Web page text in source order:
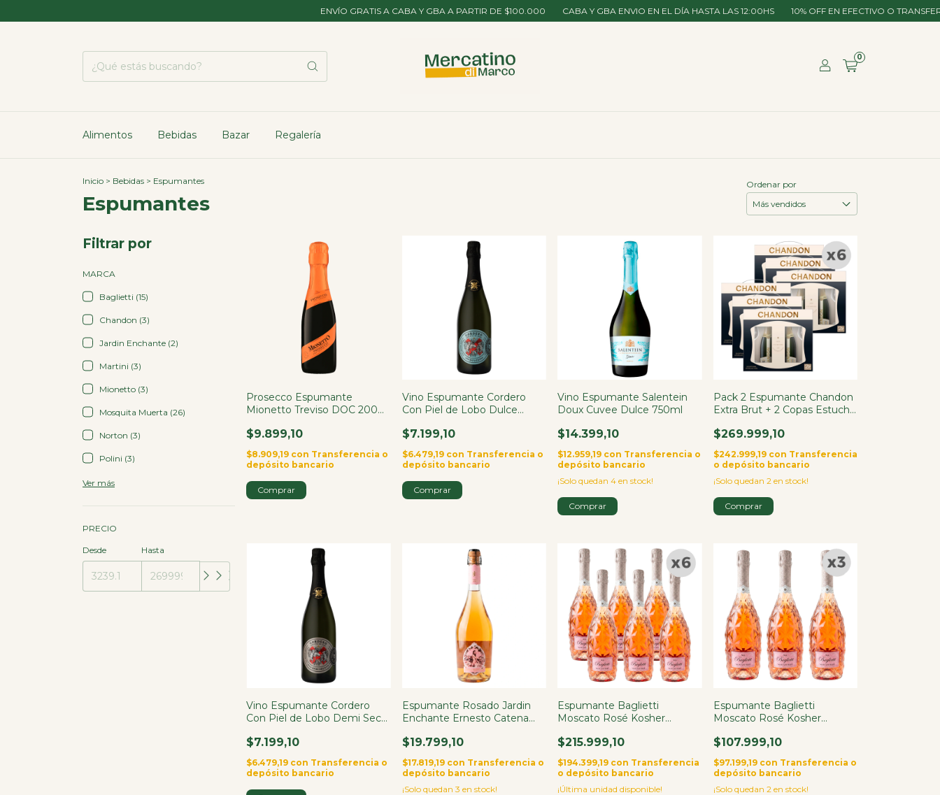
ENVÍO GRATIS A CABA Y GBA A PARTIR DE $100.000 CABA Y GBA ENVIO EN EL DÍA HASTA LAS 12:00HS 10% OFF EN EFECTIVO O TRANSFERENCIA
0
Alimentos Bebidas Bazar Regalería
Inicio > Bebidas > Espumantes
Espumantes
Ordenar por
Filtrar por
MARCA
Baglietti (15)
Chandon (3)
Jardin Enchante (2)
Martini (3)
Mionetto (3)
Mosquita Muerta (26)
Norton (3)
Polini (3)
Ver más
PRECIO
Desde Hasta
Prosecco Espumante
Mionetto Treviso DOC 200ml
$9.899,10
$8.909,19 con Transferencia o
depósito bancario
Vino Espumante Cordero
Con Piel de Lobo Dulce
$7.199,10
$6.479,19 con Transferencia o
depósito bancario
Vino Espumante Salentein
Doux Cuvee Dulce 750ml
$14.399,10
$12.959,19 con Transferencia o
depósito bancario
¡Solo quedan4 en stock!
Pack 2 Espumante Chandon
Extra Brut + 2 Copas Estuche
$269.999,10
$242.999,19 con Transferencia
o depósito bancario
¡Solo quedan 2en stock!
Vino Espumante Cordero
Con Piel de Lobo Demi Sec
$7.199,10
$6.479,19 con Transferencia o
depósito bancario
Espumante Rosado Jardin
Enchante Ernesto Catena
$19.799,10
$17.819,19 con Transferencia o
depósito bancario
¡Solo quedan 3 en stock!
Espumante Baglietti
Moscato Rosé Kosher
$215.999,10
$194.399,19 con Transferencia
o depósito bancario
¡Última unidad disponible!
Espumante Baglietti
Moscato Rosé Kosher
$107.999,10
$97.199,19 con Transferencia o
depósito bancario
¡Solo quedan 2 en stock!